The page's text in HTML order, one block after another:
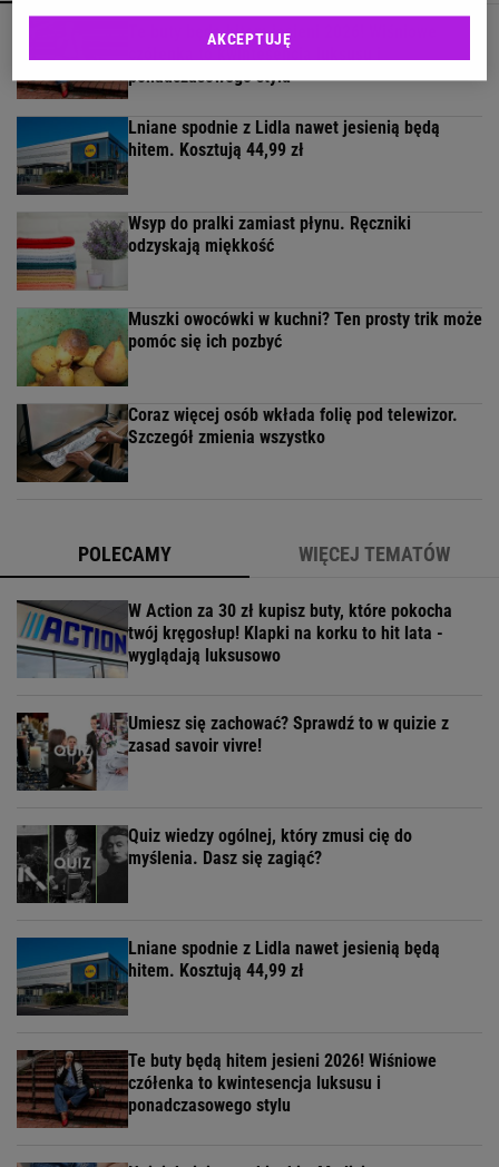
Te buty będą hitem jesieni 2026! Wiśniowe
czółenka to kwintesencja luksusu i
ponadczasowego stylu
Lniane spodnie z Lidla nawet jesienią będą
hitem. Kosztują 44,99 zł
Wsyp do pralki zamiast płynu. Ręczniki
odzyskają miękkość
Muszki owocówki w kuchni? Ten prosty trik może
pomóc się ich pozbyć
Coraz więcej osób wkłada folię pod telewizor.
Szczegół zmienia wszystko
POLECAMY WIĘCEJ TEMATÓW
W Action za 30 zł kupisz buty, które pokocha
twój kręgosłup! Klapki na korku to hit lata -
wyglądają luksusowo
Umiesz się zachować? Sprawdź to w quizie z
zasad savoir vivre!
Quiz wiedzy ogólnej, który zmusi cię do
myślenia. Dasz się zagiąć?
Lniane spodnie z Lidla nawet jesienią będą
hitem. Kosztują 44,99 zł
Te buty będą hitem jesieni 2026! Wiśniowe
czółenka to kwintesencja luksusu i
ponadczasowego stylu
AKCEPTUJĘ